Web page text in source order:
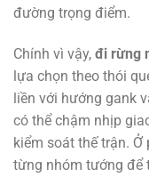
đường trọng điểm.
Chính vì vậy, đi rừng
lựa chọn theo thói
liền với hướng gank
có thể chậm nhịp
kiểm soát thế trận.
từng nhóm tướng để